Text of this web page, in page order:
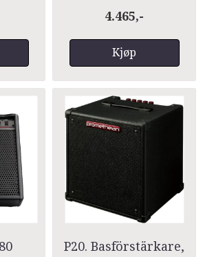
4.465,-
Kjøp
P20. Basförstärkare,